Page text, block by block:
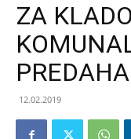
ZA
PREDAHA
12.02.2019